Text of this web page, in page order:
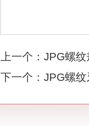
上一个： JPG螺
下一个： JPG螺